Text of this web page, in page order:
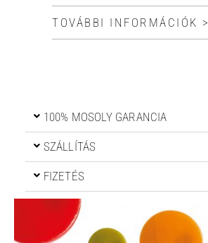
TOVÁBBI INFORMÁCIÓK >
100% MOSOLY GARANCIA
SZÁLLÍTÁS
FIZETÉS